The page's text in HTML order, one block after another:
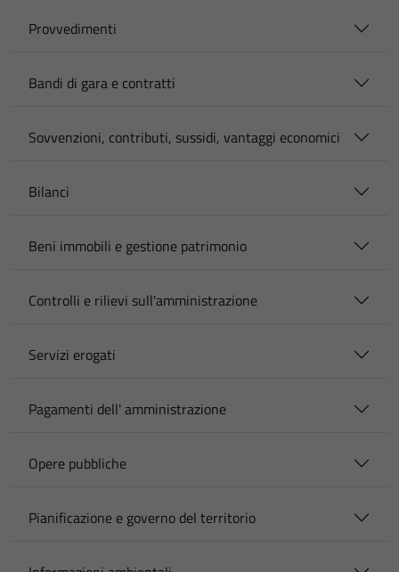
Provvedimenti
Bandi di gara e contratti
Sovvenzioni, contributi, sussidi, vantaggi economici
Bilanci
Beni immobili e gestione patrimonio
Controlli e rilievi sull'amministrazione
Servizi erogati
Pagamenti dell' amministrazione
Opere pubbliche
Pianificazione e governo del territorio